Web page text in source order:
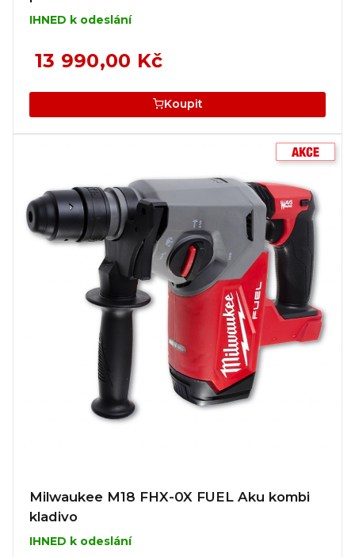
IHNED k odeslání
13 990,00 Kč
Koupit
Milwaukee M18 FHX-0X FUEL Aku kombi
kladivo
IHNED k odeslání